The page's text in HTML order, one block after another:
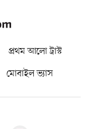
প্রথম আলো ট্রাস্ট
মোবাইল ভ্যাস